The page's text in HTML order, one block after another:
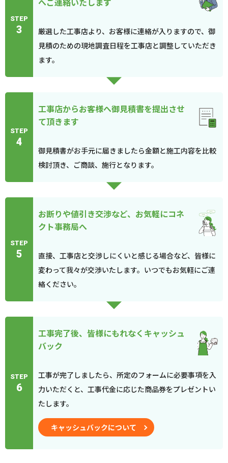
STEP
3
厳選した工事店より、お客様に連絡が入りますので、御
見積のための現地調査日程を工事店と調整していただき
ます。
STEP
4
工事店からお客様へ御見積書を提出させ
て頂きます
御見積書がお手元に届きましたら金額と施工内容を比較
検討頂き、ご商談、施行となります。
STEP
5
お断りや値引き交渉など、お気軽にコネ
クト事務局へ
直接、工事店と交渉しにくいと感じる場合など、皆様に
変わって我々が交渉いたします。いつでもお気軽にご連
絡ください。
STEP
6
工事完了後、皆様にもれなくキャッシュ
バック
工事が完了しましたら、所定のフォームに必要事項を入
力いただくと、工事代金に応じた商品券をプレゼントい
たします。
キャッシュバックについて